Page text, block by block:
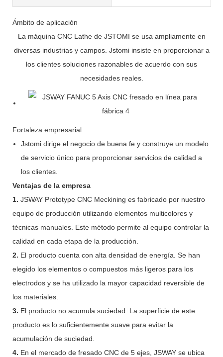
Ámbito de aplicación
La máquina CNC Lathe de JSTOMI se usa ampliamente en
diversas industrias y campos. Jstomi insiste en proporcionar a
los clientes soluciones razonables de acuerdo con sus
necesidades reales.
Fortaleza empresarial
Jstomi dirige el negocio de buena fe y construye un modelo
de servicio único para proporcionar servicios de calidad a
los clientes.
Ventajas de la empresa
1. JSWAY Prototype CNC Meckining es fabricado por nuestro
equipo de producción utilizando elementos multicolores y
técnicas manuales. Este método permite al equipo controlar la
calidad en cada etapa de la producción.
2. El producto cuenta con alta densidad de energía. Se han
elegido los elementos o compuestos más ligeros para los
electrodos y se ha utilizado la mayor capacidad reversible de
los materiales.
3. El producto no acumula suciedad. La superficie de este
producto es lo suficientemente suave para evitar la
acumulación de suciedad.
4. En el mercado de fresado CNC de 5 ejes, JSWAY se ubica